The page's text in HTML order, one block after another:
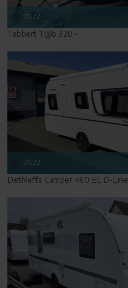
2022
Tabbert T@b 320 -
2022
Dethleffs Camper 460 EL D-Line